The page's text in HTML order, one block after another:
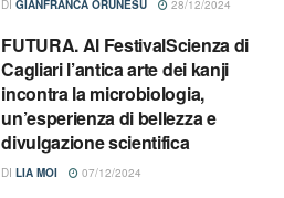
DI GIANFRANCA ORUNESU 28/12/2024
FUTURA. Al FestivalScienza di
Cagliari l’antica arte dei kanji
incontra la microbiologia,
un’esperienza di bellezza e
divulgazione scientifica
DI LIA MOI 07/12/2024